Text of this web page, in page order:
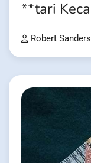
**tari
Robert Sanders